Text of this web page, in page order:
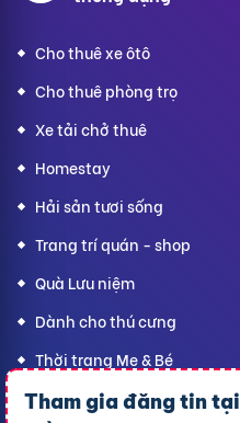
Tham gia đăng tin tại
Cho thuê xe ôtô
Cho thuê phòng trọ
Xe tải chở thuê
Homestay
Hải sản tươi sống
Trang trí quán - shop
Quà Lưu niệm
Dành cho thú cưng
Thời trang Mẹ & Bé